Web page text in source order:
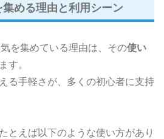
める理由と利用シーン
を集めている理由は、その使い
す。
る手軽さが、多くの初心者に支持
とえば以下のような使い方があり